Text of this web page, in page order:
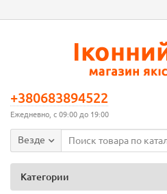
+380683894522
Ежедневно, с 09:00 до 19:00
Везде
Категории